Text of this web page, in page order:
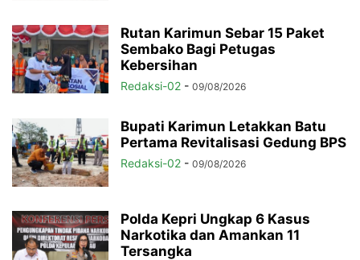
Rutan Karimun Sebar 15 Paket
Sembako Bagi Petugas
Kebersihan
Redaksi-02 - 09/08/2026
Bupati Karimun Letakkan Batu
Pertama Revitalisasi Gedung BPS
Redaksi-02 - 09/08/2026
Polda Kepri Ungkap 6 Kasus
Narkotika dan Amankan 11
Tersangka